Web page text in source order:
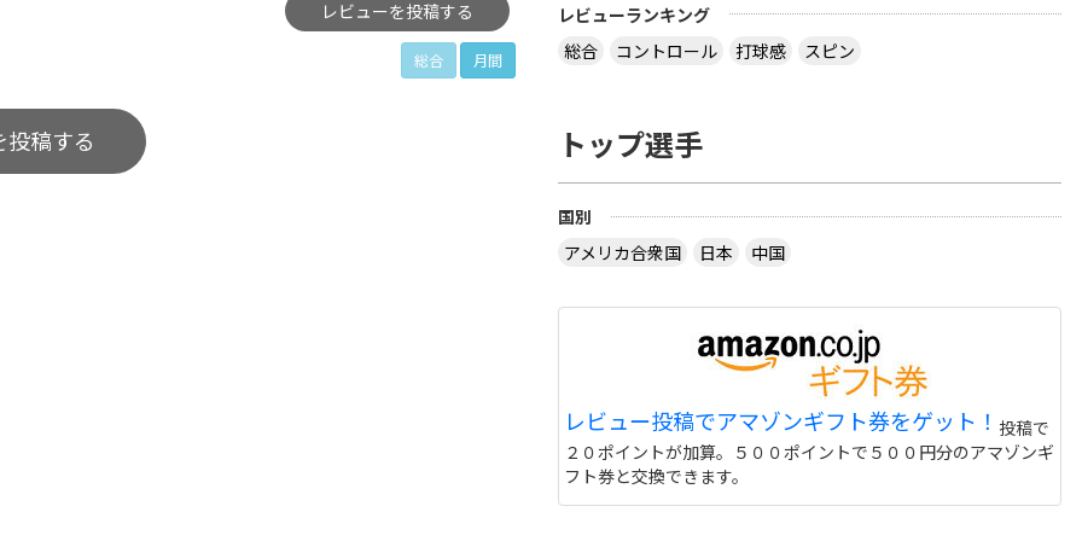
レビューを投稿する
総合 月間
投稿する
レビューランキング
総合
コントロール 打球感 スピン
トップ選手
国別
アメリカ合衆国
日本 中国
レビュー投稿でアマゾンギフト券をゲット！ 投稿で
２０ポイントが加算。５００ポイントで５００円分のアマゾンギ
フト券と交換できます。